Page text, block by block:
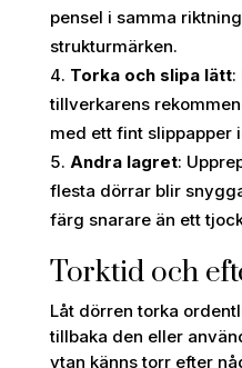
pensel i samma
strukturmärken.
Torka och slipa lätt:
tillverkarens
med ett fint slippapper
Andra lagret:
flesta dörrar blir
färg snarare än ett
Torktid och
Låt dörren torka
tillbaka den eller
ytan känns torr efter